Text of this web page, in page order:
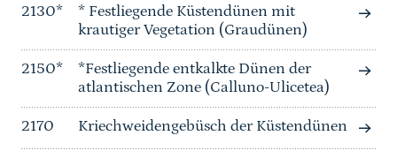
2130*
* Festliegende Küstendünen mit
krautiger Vegetation (Graudünen)
2150*
*Festliegende entkalkte Dünen der
atlantischen Zone (Calluno-Ulicetea)
2170 Kriechweidengebüsch der Küstendünen